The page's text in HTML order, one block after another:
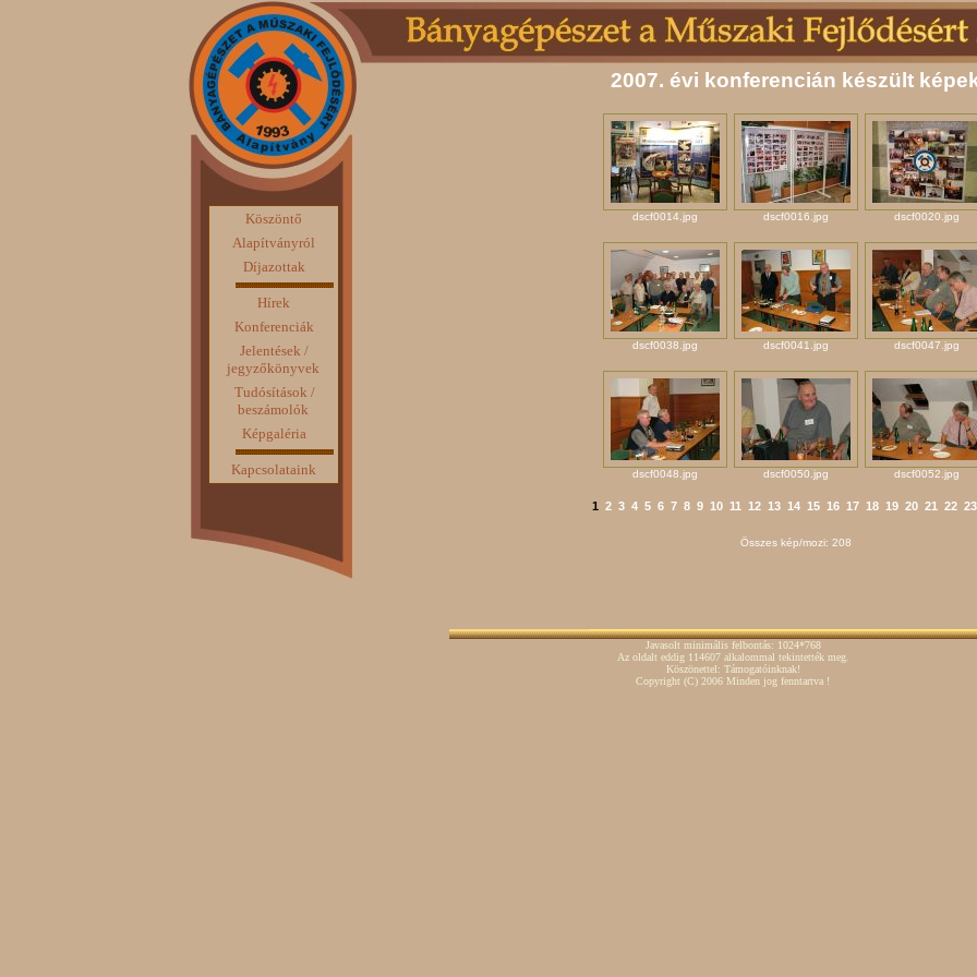
Köszöntő
Alapítványról
Díjazottak
Hírek
Konferenciák
Jelentések /
jegyzőkönyvek
Tudósítások /
beszámolók
Képgaléria
Kapcsolataink
2007. évi konferencián készült
dscf0014.jpg dscf0016.jpg dscf0020.jpg
dscf0038.jpg dscf0041.jpg dscf0047.jpg
dscf0048.jpg dscf0050.jpg dscf0052.jpg
1 2 3 4 5 6 7 8 9 10 11 12 13 14 15 16 17 18 19 20 21 22 23
Összes kép/mozi: 208
Javasolt minimális felbontás: 1024*768
Az oldalt eddig 114607 alkalommal tekintették meg.
Köszönettel: Támogatóinknak!
Copyright (C) 2006 Minden jog fenntartva !